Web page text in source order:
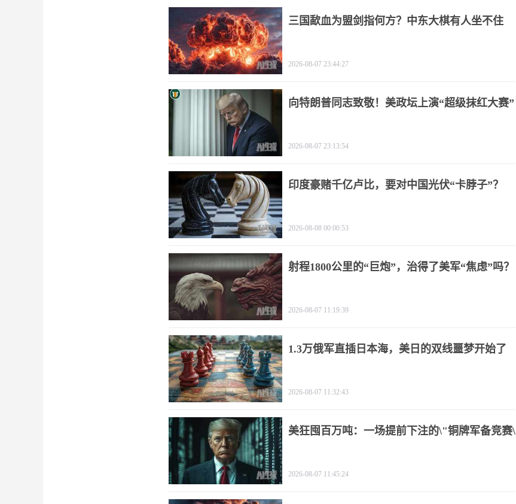
三国歃血为盟剑指何方？中东大棋有人坐不住
2026-08-07 23:44:27
向特朗普同志致敬！美政坛上演“超级抹红大赛”
2026-08-07 23:13:54
印度豪赌千亿卢比，要对中国光伏“卡脖子”？
2026-08-08 00:00:53
射程1800公里的“巨炮”，治得了美军“焦虑”吗？
2026-08-07 11:19:39
1.3万俄军直插日本海，美日的双线噩梦开始了
2026-08-07 11:32:43
美狂囤百万吨：一场提前下注的\"铜牌军备竞赛\"
2026-08-07 11:45:24